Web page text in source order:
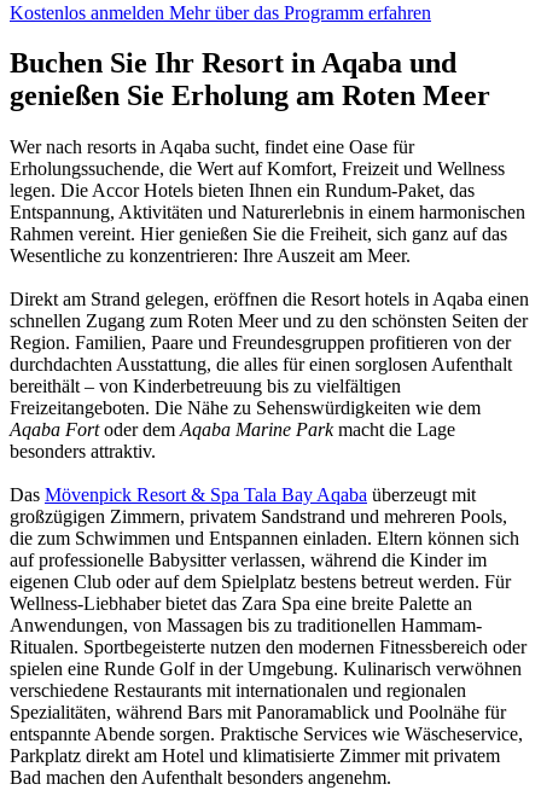
Kostenlos anmelden Mehr über das Programm erfahren
Buchen Sie Ihr Resort in Aqaba und
genießen Sie Erholung am Roten Meer
Wer nach resorts in Aqaba sucht, findet eine Oase für
Erholungssuchende, die Wert auf Komfort, Freizeit und Wellness
legen. Die Accor Hotels bieten Ihnen ein Rundum-Paket, das
Entspannung, Aktivitäten und Naturerlebnis in einem harmonischen
Rahmen vereint. Hier genießen Sie die Freiheit, sich ganz auf das
Wesentliche zu konzentrieren: Ihre Auszeit am Meer.
Direkt am Strand gelegen, eröffnen die Resort hotels in Aqaba einen
schnellen Zugang zum Roten Meer und zu den schönsten Seiten der
Region. Familien, Paare und Freundesgruppen profitieren von der
durchdachten Ausstattung, die alles für einen sorglosen Aufenthalt
bereithält – von Kinderbetreuung bis zu vielfältigen
Freizeitangeboten. Die Nähe zu Sehenswürdigkeiten wie dem
Aqaba Fortoder dem Aqaba Marine Parkmacht die Lage
besonders attraktiv.
Das Mövenpick Resort & Spa Tala Bay Aqaba überzeugt mit
großzügigen Zimmern, privatem Sandstrand und mehreren Pools,
die zum Schwimmen und Entspannen einladen. Eltern können sich
auf professionelle Babysitter verlassen, während die Kinder im
eigenen Club oder auf dem Spielplatz bestens betreut werden. Für
Wellness-Liebhaber bietet das Zara Spa eine breite Palette an
Anwendungen, von Massagen bis zu traditionellen Hammam-
Ritualen. Sportbegeisterte nutzen den modernen Fitnessbereich oder
spielen eine Runde Golf in der Umgebung. Kulinarisch verwöhnen
verschiedene Restaurants mit internationalen und regionalen
Spezialitäten, während Bars mit Panoramablick und Poolnähe für
entspannte Abende sorgen. Praktische Services wie Wäscheservice,
Parkplatz direkt am Hotel und klimatisierte Zimmer mit privatem
Bad machen den Aufenthalt besonders angenehm.